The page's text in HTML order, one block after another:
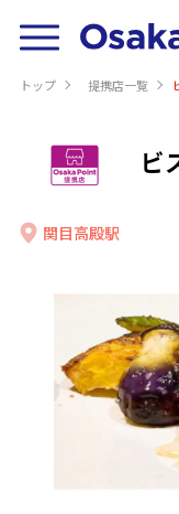
トップ 提携店⼀覧
ビ
関目高殿駅